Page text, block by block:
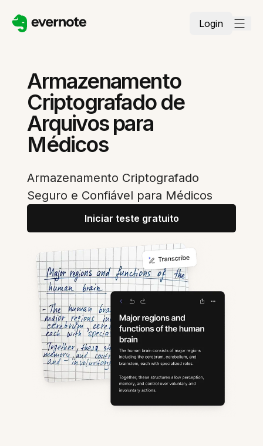
Login
Armazenamento
Criptografado de
Arquivos para
Médicos
Armazenamento Criptografado
Seguro e Confiável para Médicos
Iniciar teste gratuito